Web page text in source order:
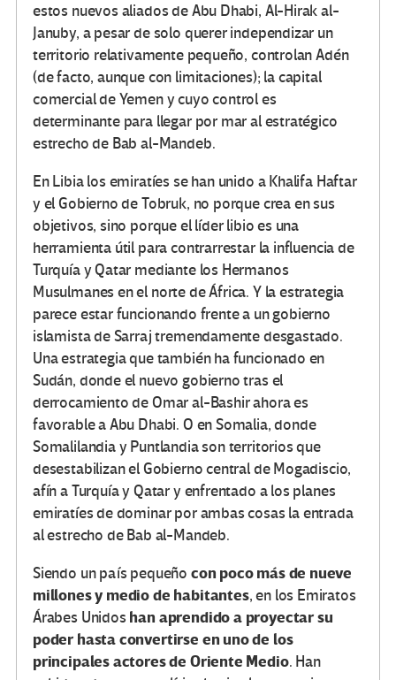
estos nuevos aliados de Abu Dhabi, Al-Hirak al-
Januby, a pesar de solo querer independizar un
territorio relativamente pequeño, controlan Adén
(de facto, aunque con limitaciones); la capital
comercial de Yemen y cuyo control es
determinante para llegar por mar al estratégico
estrecho de Bab al-Mandeb.
En Libia los emiratíes se han unido a Khalifa Haftar
y el Gobierno de Tobruk, no porque crea en sus
objetivos, sino porque el líder libio es una
herramienta útil para contrarrestar la influencia de
Turquía y Qatar mediante los Hermanos
Musulmanes en el norte de África. Y la estrategia
parece estar funcionando frente a un gobierno
islamista de Sarraj tremendamente desgastado.
Una estrategia que también ha funcionado en
Sudán, donde el nuevo gobierno tras el
derrocamiento de Omar al-Bashir ahora es
favorable a Abu Dhabi. O en Somalia, donde
Somalilandia y Puntlandia son territorios que
desestabilizan el Gobierno central de Mogadiscio,
afín a Turquía y Qatar y enfrentado a los planes
emiratíes de dominar por ambas cosas la entrada
al estrecho de Bab al-Mandeb.
Siendo un país pequeño con poco más de nueve
millones y medio de habitantes, en los Emiratos
Árabes Unidos han aprendido a proyectar su
poder hasta convertirse en uno de los
principales actores de Oriente Medio. Han